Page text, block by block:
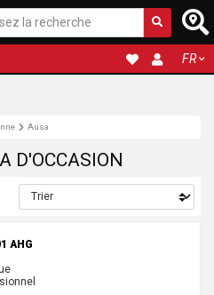
FR
Ausa
D'OCCASION
AHG